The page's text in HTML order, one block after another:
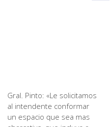
Gral. Pinto: «Le solicitamos
al intendente conformar
un espacio que sea mas